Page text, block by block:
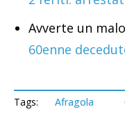
Avverte un
60enne
Tags: Afragola